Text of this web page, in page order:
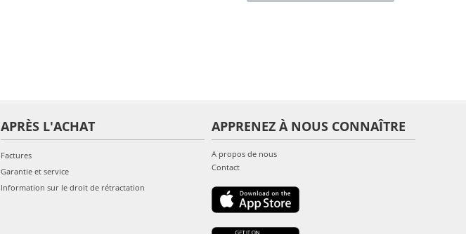
APRÈS L'ACHAT
Factures
Garantie et service
Information sur le droit de rétractation
APPRENEZ À NOUS CONNAÎTRE
A propos de nous
Contact